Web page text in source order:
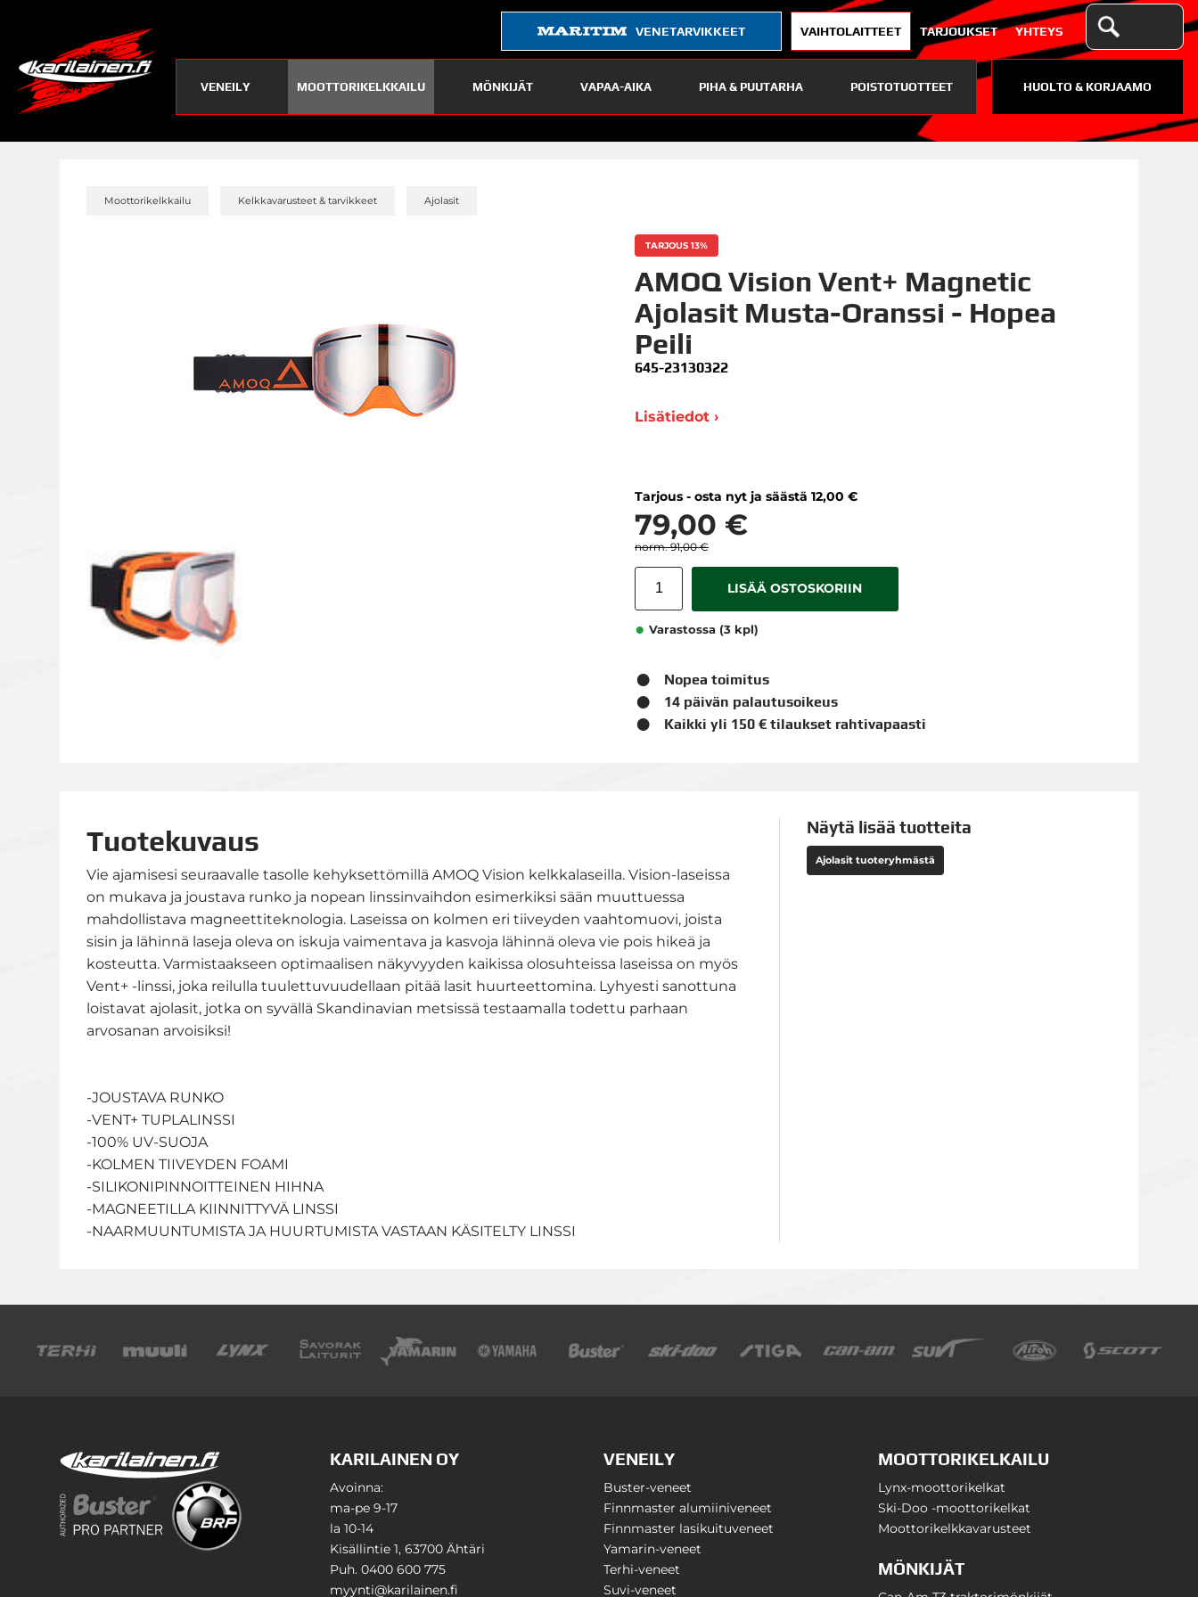
VENETARVIKKEET VAIHTOLAITTEET TARJOUKSET YHTEYS
VENEILY MOOTTORIKELKKAILU MÖNKIJÄT VAPAA-AIKA PIHA & PUUTARHA POISTOTUOTTEET HUOLTO & KORJAAMO
Moottorikelkkailu Kelkkavarusteet & tarvikkeet Ajolasit
TARJOUS 13%
AMOQ Vision Vent+ Magnetic
Ajolasit Musta-Oranssi - Hopea
Peili
645-23130322
Lisätiedot ›
Tarjous - osta nyt ja säästä 12,00 €
79,00 €
91,00 €
LISÄÄ OSTOSKORIIN
Varastossa (3 kpl)
Nopea toimitus
14 päivän palautusoikeus
Kaikki yli 150 € tilaukset rahtivapaasti
Tuotekuvaus
Vie ajamisesi seuraavalle tasolle kehyksettömillä AMOQ Vision kelkkalaseilla. Vision-laseissa
on mukava ja joustava runko ja nopean linssinvaihdon esimerkiksi sään muuttuessa
mahdollistava magneettiteknologia. Laseissa on kolmen eri tiiveyden vaahtomuovi, joista
sisin ja lähinnä laseja oleva on iskuja vaimentava ja kasvoja lähinnä oleva vie pois hikeä ja
kosteutta. Varmistaakseen optimaalisen näkyvyyden kaikissa olosuhteissa laseissa on myös
Vent+ -linssi, joka reilulla tuulettuvuudellaan pitää lasit huurteettomina. Lyhyesti sanottuna
loistavat ajolasit, jotka on syvällä Skandinavian metsissä testaamalla todettu parhaan
arvosanan arvoisiksi!
-JOUSTAVA RUNKO
-VENT+ TUPLALINSSI
-100% UV-SUOJA
-KOLMEN TIIVEYDEN FOAMI
-SILIKONIPINNOITTEINEN HIHNA
-MAGNEETILLA KIINNITTYVÄ LINSSI
-NAARMUUNTUMISTA JA HUURTUMISTA VASTAAN KÄSITELTY LINSSI
Näytä lisää tuotteita
Ajolasit tuoteryhmästä
KARILAINEN OY
Avoinna:
ma-pe 9-17
la 10-14
Kisällintie 1, 63700 Ähtäri
Puh. 0400 600 775
myynti@karilainen.fi
VENEILY
Buster-veneet
Finnmaster alumiiniveneet
Finnmaster lasikuituveneet
Yamarin-veneet
Terhi-veneet
Suvi-veneet
MOOTTORIKELKAILU
Lynx-moottorikelkat
Ski-Doo -moottorikelkat
Moottorikelkkavarusteet
MÖNKIJÄT